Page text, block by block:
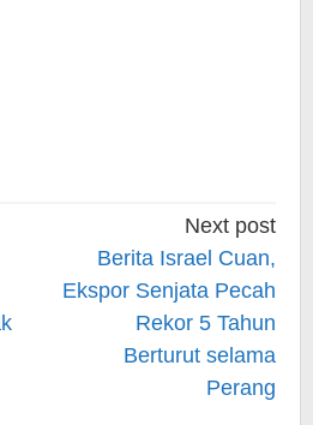
Next post
Berita Israel Cuan,
Ekspor Senjata Pecah
Rekor 5 Tahun
Berturut selama
Perang